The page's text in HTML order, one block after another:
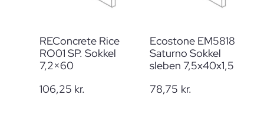
REConcrete Rice
RO01 SP. Sokkel
7,2×60
106,25 kr.
Ecostone EM5818
Saturno Sokkel
sleben 7,5x40x1,5
78,75 kr.